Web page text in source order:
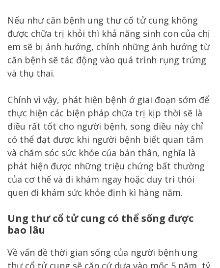
Nếu như căn bệnh ung thư cổ tử cung không
được chữa trị khỏi thì khả năng sinh con của chị
em sẽ bị ảnh hưởng, chính những ảnh hưởng từ
căn bệnh sẽ tác động vào quá trình rụng trứng
và thụ thai.
Chính vì vậy, phát hiện bệnh ở giai đoạn sớm để
thực hiện các biện pháp chữa trị kịp thời sẽ là
điều rất tốt cho người bệnh, song điều này chỉ
có thể đạt được khi người bệnh biết quan tâm
và chăm sóc sức khỏe của bản thân, nghĩa là
phát hiện được những triệu chứng bất thường
của cơ thể và đi khám ngay hoặc duy trì thói
quen đi khám sức khỏe định kì hàng năm.
Ung thư cổ tử cung có thể sống được
bao lâu
Về vấn đề thời gian sống của người bệnh ung
thư cổ tử cung sẽ căn cứ dựa vào mốc 5 năm, tỷ